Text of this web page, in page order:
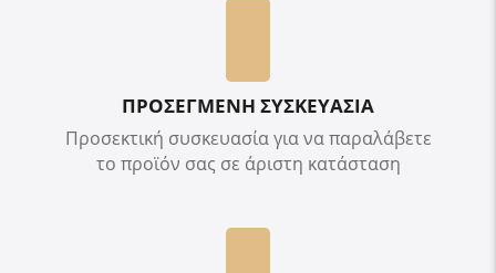
ΠΡΟΣΕΓΜΕΝΗ ΣΥΣΚΕΥΑΣΙΑ
Προσεκτική συσκευασία για να παραλάβετε
το προϊόν σας σε άριστη κατάσταση